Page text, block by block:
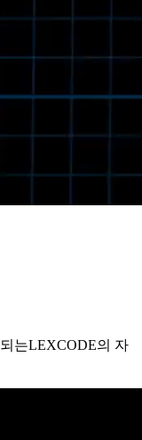
는LEXCODE의 자